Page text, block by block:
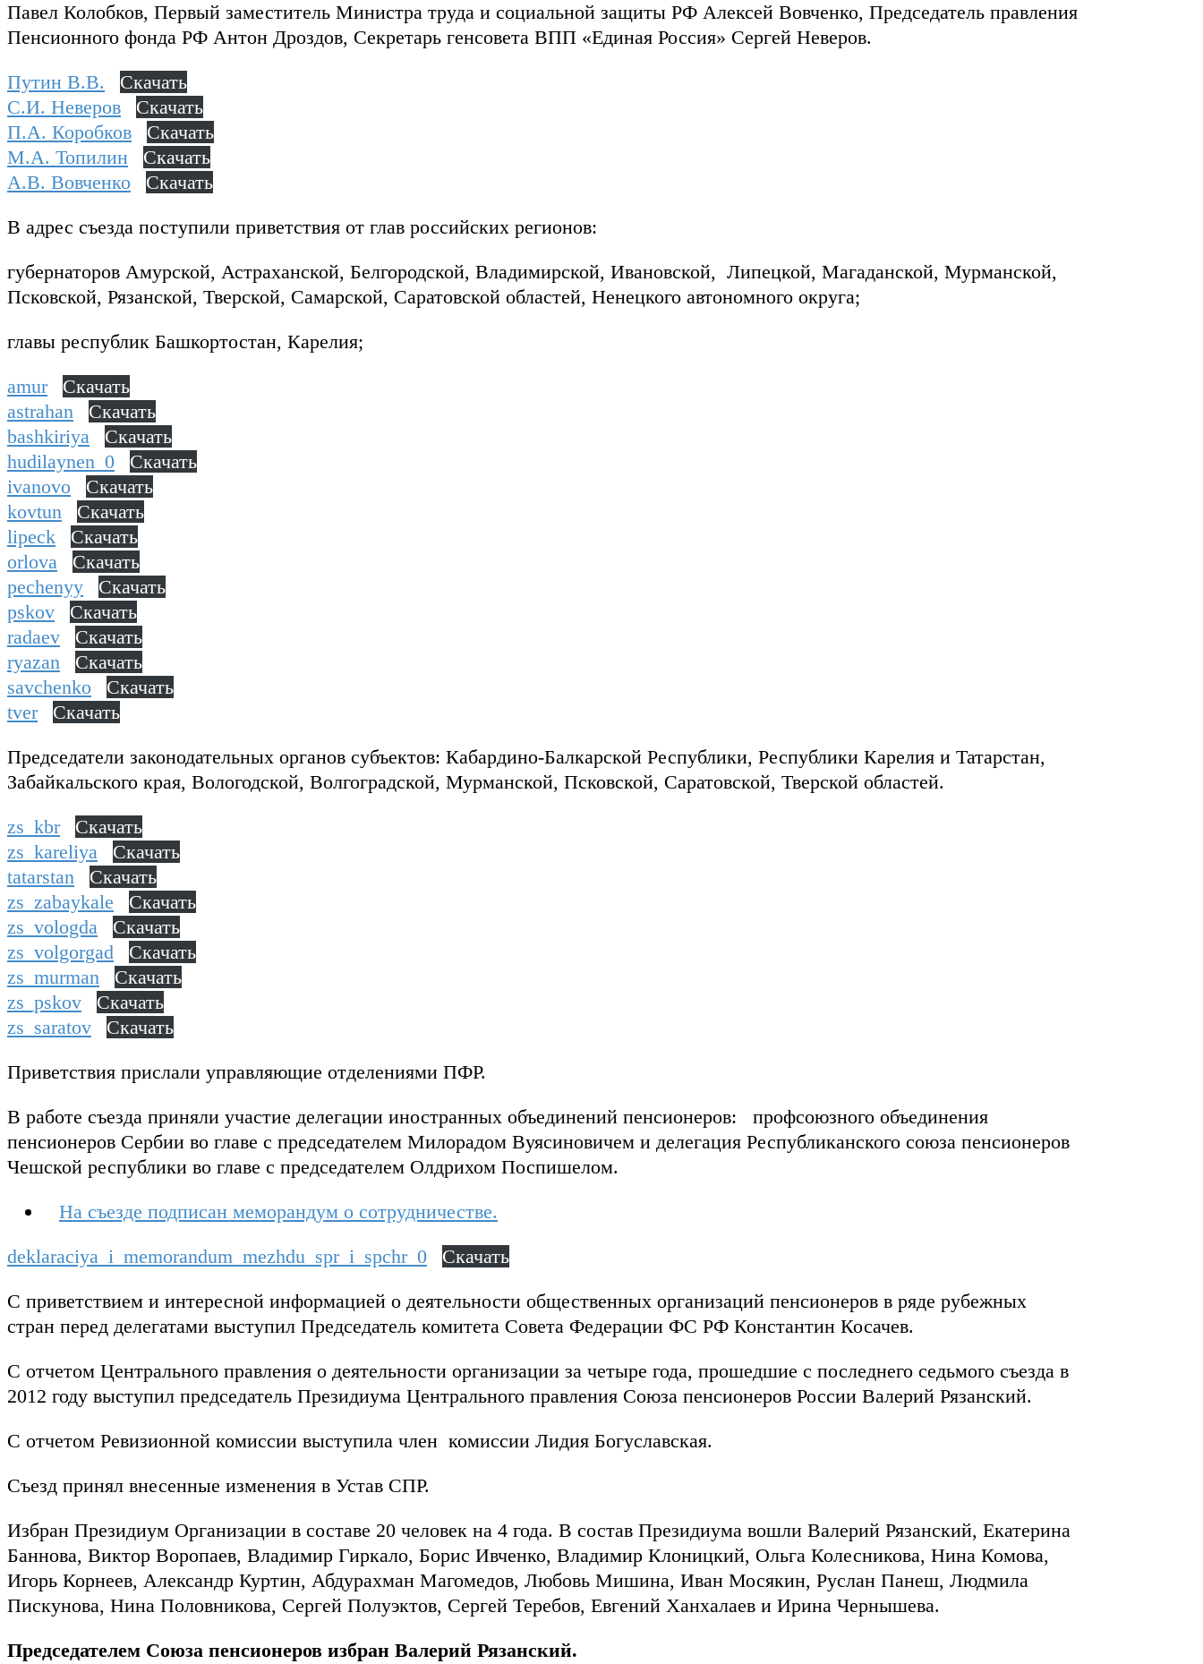
Павел Колобков, Первый заместитель Министра труда и социальной защиты РФ Алексей Вовченко, Председатель правления
Пенсионного фонда РФ Антон Дроздов, Секретарь генсовета ВПП «Единая Россия» Сергей Неверов.
Путин В.В.
Скачать
С.И. Неверов
Скачать
П.А. Коробков
Скачать
М.А. Топилин
Скачать
А.В. Вовченко
Скачать
В адрес съезда поступили приветствия от глав российских регионов:
губернаторов Амурской, Астраханской, Белгородской, Владимирской, Ивановской, Липецкой, Магаданской, Мурманской,
Псковской, Рязанской, Тверской, Самарской, Саратовской областей, Ненецкого автономного округа;
главы республик Башкортостан, Карелия;
amur
Скачать
astrahan
Скачать
bashkiriya
Скачать
hudilaynen_0
Скачать
ivanovo
Скачать
kovtun
Скачать
lipeck
Скачать
orlova
Скачать
pechenyy
Скачать
pskov
Скачать
radaev
Скачать
ryazan
Скачать
savchenko
Скачать
tver
Скачать
Председатели законодательных органов субъектов: Кабардино-Балкарской Республики, Республики Карелия и Татарстан,
Забайкальского края, Вологодской, Волгоградской, Мурманской, Псковской, Саратовской, Тверской областей.
zs_kbr
Скачать
zs_kareliya
Скачать
tatarstan
Скачать
zs_zabaykale
Скачать
zs_vologda
Скачать
zs_volgorgad
Скачать
zs_murman
Скачать
zs_pskov
Скачать
zs_saratov
Скачать
Приветствия прислали управляющие отделениями ПФР.
В работе съезда приняли участие делегации иностранных объединений пенсионеров: профсоюзного объединения
пенсионеров Сербии во главе с председателем Милорадом Вуясиновичем и делегация Республиканского союза пенсионеров
Чешской республики во главе с председателем Олдрихом Поспишелом.
На съезде подписан меморандум о сотрудничестве.
deklaraciya_i_memorandum_mezhdu_spr_i_spchr_0
Скачать
С приветствием и интересной информацией о деятельности общественных организаций пенсионеров в ряде рубежных
стран перед делегатами выступил Председатель комитета Совета Федерации ФС РФ Константин Косачев.
С отчетом Центрального правления о деятельности организации за четыре года, прошедшие с последнего седьмого съезда в
2012 году выступил председатель Президиума Центрального правления Союза пенсионеров России Валерий Рязанский.
С отчетом Ревизионной комиссии выступила член комиссии Лидия Богуславская.
Съезд принял внесенные изменения в Устав СПР.
Избран Президиум Организации в составе 20 человек на 4 года. В состав Президиума вошли Валерий Рязанский, Екатерина
Баннова, Виктор Воропаев, Владимир Гиркало, Борис Ивченко, Владимир Клоницкий, Ольга Колесникова, Нина Комова,
Игорь Корнеев, Александр Куртин, Абдурахман Магомедов, Любовь Мишина, Иван Мосякин, Руслан Панеш, Людмила
Пискунова, Нина Половникова, Сергей Полуэктов, Сергей Теребов, Евгений Ханхалаев и Ирина Чернышева.
Председателем Союза пенсионеров избран Валерий Рязанский.